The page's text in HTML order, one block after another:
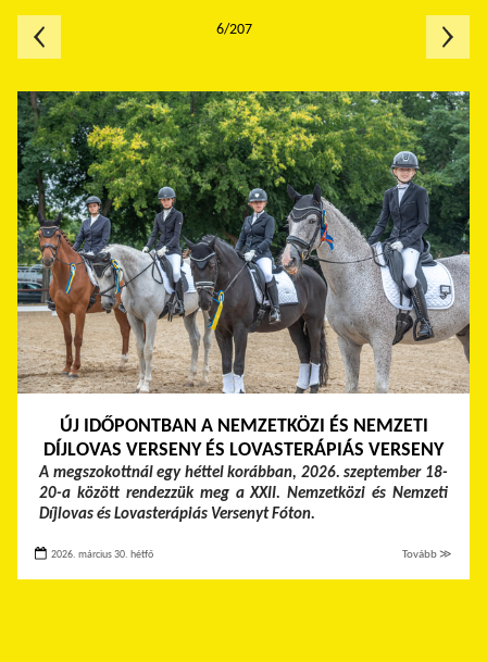
ÚJ IDŐPONTBAN A NEMZETKÖZI ÉS NEMZETI
DÍJLOVAS VERSENY ÉS LOVASTERÁPIÁS VERSENY
A megszokottnál egy héttel korábban, 2026. szeptember 18-
20-a között rendezzük meg a XXII. Nemzetközi és Nemzeti
Díjlovas és Lovasterápiás Versenyt Fóton.
2026. március 30. hétfő Tovább ≫
6/207